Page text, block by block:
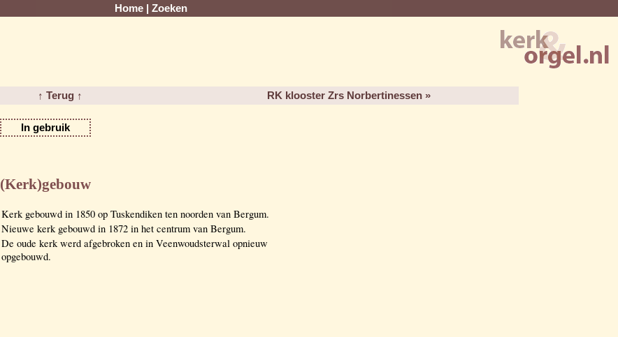
Home Zoeken
↑ Terug ↑ RK klooster Zrs Norbertinessen »
In gebruik
(Kerk)gebouw
Kerk gebouwd in 1850 op Tuskendiken ten noorden van Bergum.
Nieuwe kerk gebouwd in 1872 in het centrum van Bergum.
De oude kerk werd afgebroken en in Veenwoudsterwal opnieuw
opgebouwd.